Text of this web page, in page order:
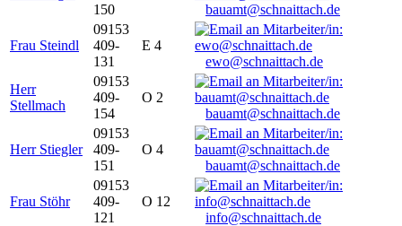
150
bauamt@schnaittach.de
Frau Steindl
09153
409-
131
E 4
ewo@schnaittach.de
Herr
Stellmach
09153
409-
154
O 2
bauamt@schnaittach.de
Herr Stiegler
09153
409-
151
O 4
bauamt@schnaittach.de
Frau Stöhr
09153
409-
121
O 12
info@schnaittach.de